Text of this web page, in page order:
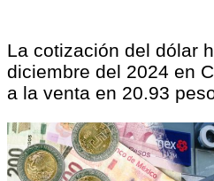
La cotización del dólar
diciembre del 2024 en
a la venta en 20.93